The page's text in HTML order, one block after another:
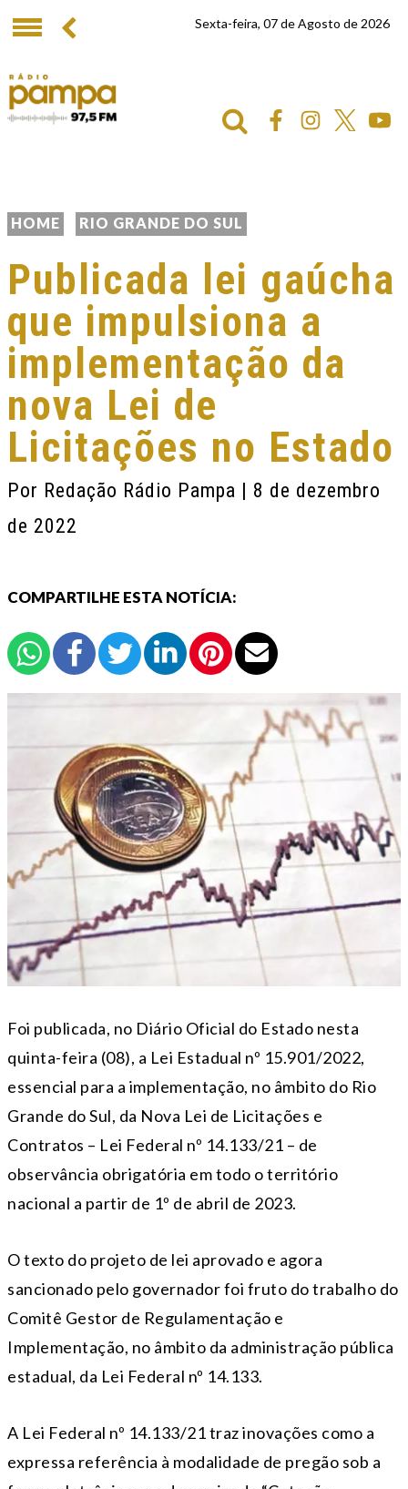
Sexta-feira, 07 de Agosto de 2026
HOME RIO GRANDE DO SUL
Publicada lei gaúcha
que impulsiona a
implementação da
nova Lei de
Licitações no Estado
Por Redação Rádio Pampa | 8 de dezembro
de 2022
COMPARTILHE ESTA NOTÍCIA:
Foi publicada, no Diário Oficial do Estado nesta
quinta-feira (08), a Lei Estadual nº 15.901/2022,
essencial para a implementação, no âmbito do Rio
Grande do Sul, da Nova Lei de Licitações e
Contratos – Lei Federal nº 14.133/21 – de
observância obrigatória em todo o território
nacional a partir de 1º de abril de 2023.
O texto do projeto de lei aprovado e agora
sancionado pelo governador foi fruto do trabalho do
Comitê Gestor de Regulamentação e
Implementação, no âmbito da administração pública
estadual, da Lei Federal nº 14.133.
A Lei Federal nº 14.133/21 traz inovações como a
expressa referência à modalidade de pregão sob a